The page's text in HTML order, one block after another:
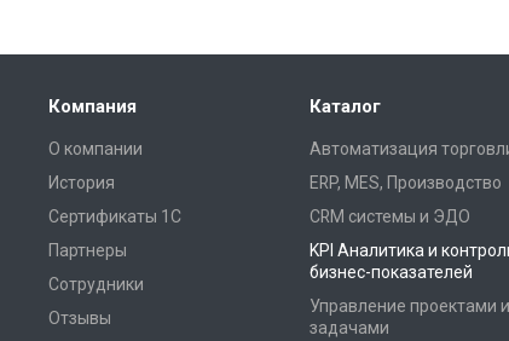
Компания
О компании
История
Сертификаты 1С
Партнеры
Сотрудники
Отзывы
Каталог
Автоматизация
ERP, MES, Производство
CRM системы и ЭДО
KPI Аналитика и
бизнес-показателей
Управление проектами и
задачами